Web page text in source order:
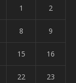
1 2
8 9
15 16
22 23